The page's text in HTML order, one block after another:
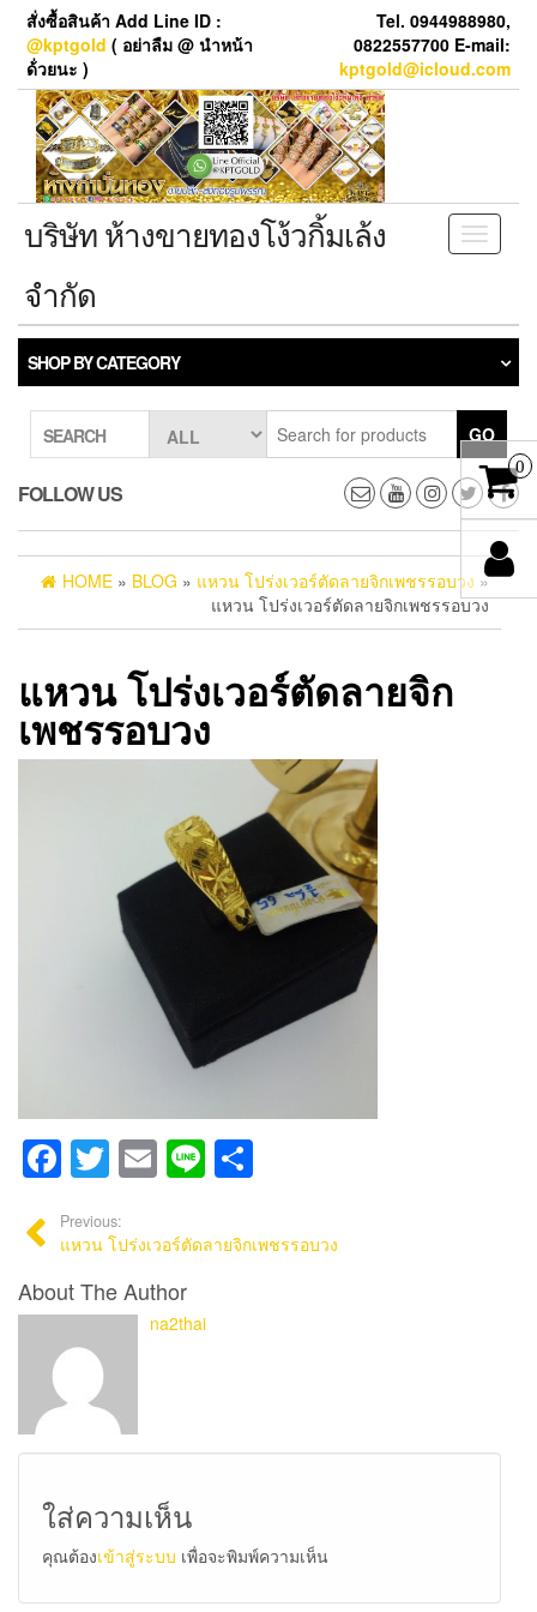
Skip
content
สั่งซื้อสินค้า Add Line ID :
@kptgold ( อย่าลืม @ นำหน้า
ด้่วยนะ )
Tel. 0944988980,
0822557700 E-mail:
kptgold@icloud.com
Toggle
บริษัท ห้างขายทองโง้วกิ้มเล้ง
จำกัด
SHOP BY CATEGORY
SEARCH GO
FOLLOW US
HOME » BLOG » แหวน โปร่งเวอร์ตัดลายจิกเพชรรอบวง »
แหวน โปร่งเวอร์ตัดลายจิกเพชรรอบวง
แหวน โปร่งเวอร์ตัดลายจิก
เพชรรอบวง
Facebook
Twitter
Email
Line
Previous:
แหวน โปร่งเวอร์ตัดลายจิกเพชรรอบวง
About The Author
na2thai
ใส่ความเห็น
คุณต้องเข้าสู่ระบบ เพื่อจะพิมพ์ความเห็น
0